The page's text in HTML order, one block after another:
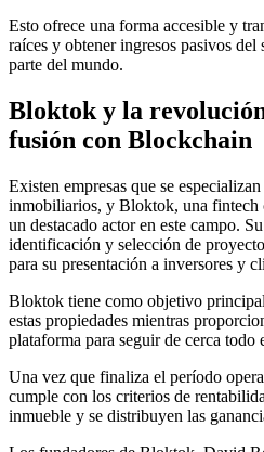
Esto ofrece una forma accesible y
raíces y obtener ingresos pasivos
parte del mundo.
Bloktok y la
fusión con Blockchain
Existen empresas que se
inmobiliarios, y Bloktok, una fintech
un destacado actor en este campo.
identificación y selección de
para su presentación a inversores y
Bloktok tiene como objetivo
estas propiedades mientras
plataforma para seguir de cerca todo
Una vez que finaliza el período
cumple con los criterios de
inmueble y se distribuyen las